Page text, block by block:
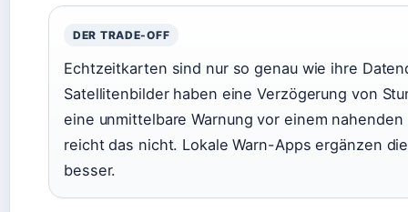
DER TRADE-OFF
Echtzeitkarten sind nur so genau wie ihre
Satellitenbilder haben eine Verzögerung von
eine unmittelbare Warnung vor einem nahenden
reicht das nicht. Lokale Warn-Apps ergänzen
besser.